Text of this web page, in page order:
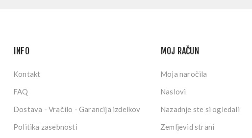
INFO
Kontakt
FAQ
Dostava - Vračilo - Garancija izdelkov
Politika zasebnosti
MOJ RAČUN
Moja naročila
Naslovi
Nazadnje ste si ogledali
Zemljevid strani